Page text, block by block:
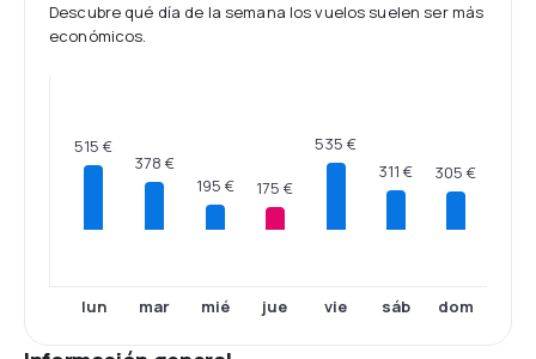
Descubre qué día de la semana los vuelos suelen ser más
económicos.
515 €
lun
378 €
mar
195 €
mié
175 €
jue
535 €
vie
311 €
sáb
305 €
dom